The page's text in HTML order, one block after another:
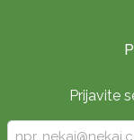
Prijavite